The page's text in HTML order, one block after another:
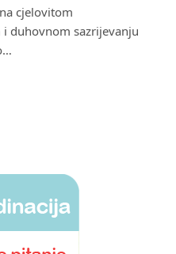
cjelovitom
duhovnom sazrijevanju